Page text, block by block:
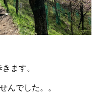
ます。
んでした。。